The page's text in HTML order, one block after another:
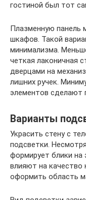
гостиной был тот
Плазменную панель
шкафов. Такой
минимализма.
четкая лаконичная
дверцами на
лишних ручек.
элементов сделают
Варианты
Украсить стену с
подсветки.
формирует блики на
влияют на качество
оформить область